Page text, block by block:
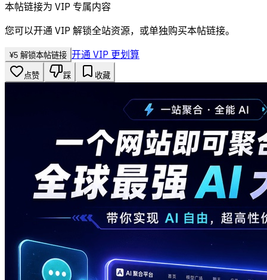
本帖链接为 VIP 专属内容
您可以开通 VIP 解锁全站资源，或单独购买本帖链接。
¥5 解锁本帖链接 开通 VIP 更划算
点赞 踩 收藏